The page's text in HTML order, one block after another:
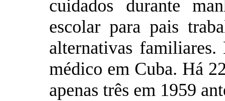
cuidados durante
escolar para pais
alternativas
médico em Cuba. Há
apenas três em 1959